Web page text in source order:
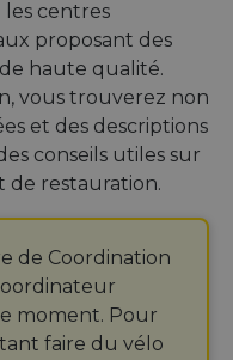
les centres
proposant des
haute qualité.
vous trouverez non
et des descriptions
conseils utiles sur
de restauration.
de Coordination
moment. Pour
faire du vélo